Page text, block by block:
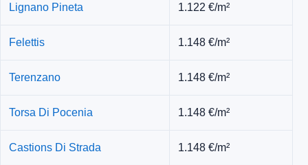
Lignano Pineta 1.122 €/m²
Felettis 1.148 €/m²
Terenzano 1.148 €/m²
Torsa Di Pocenia 1.148 €/m²
Castions Di Strada 1.148 €/m²